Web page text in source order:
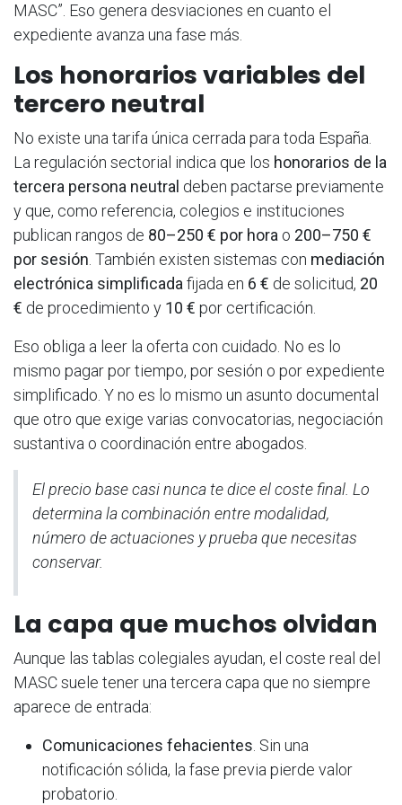
MASC”. Eso genera desviaciones en cuanto el
expediente avanza una fase más.
Los honorarios variables del
tercero neutral
No existe una tarifa única cerrada para toda España.
La regulación sectorial indica que los honorarios de la
tercera persona neutral deben pactarse previamente
y que, como referencia, colegios e instituciones
publican rangos de 80–250 € por hora o 200–750 €
por sesión. También existen sistemas con mediación
electrónica simplificadafijada en 6 € de solicitud, 20
€ de procedimiento y 10 € por certificación.
Eso obliga a leer la oferta con cuidado. No es lo
mismo pagar por tiempo, por sesión o por expediente
simplificado. Y no es lo mismo un asunto documental
que otro que exige varias convocatorias, negociación
sustantiva o coordinación entre abogados.
El precio base casi nunca te dice el coste final. Lo
determina la combinación entre modalidad,
número de actuaciones y prueba que necesitas
conservar.
La capa que muchos olvidan
Aunque las tablas colegiales ayudan, el coste real del
MASC suele tener una tercera capa que no siempre
aparece de entrada:
Comunicaciones fehacientes. Sin una
notificación sólida, la fase previa pierde valor
probatorio.